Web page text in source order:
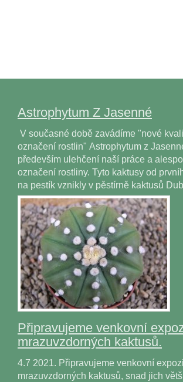
Astrophytum Z Jasenné
V současné době zavádíme "nové
označení rostlin" Astrophytum z
především ulehčení naší práce a
označení rostliny. Tyto kaktusy od
na pestík vznikly v pěstírně kaktusů
Připravujeme venkovní
mrazuvzdorných kaktusů.
4.7 2021. Připravujeme venkovní
mrazuvzdorných kaktusů, snad jich